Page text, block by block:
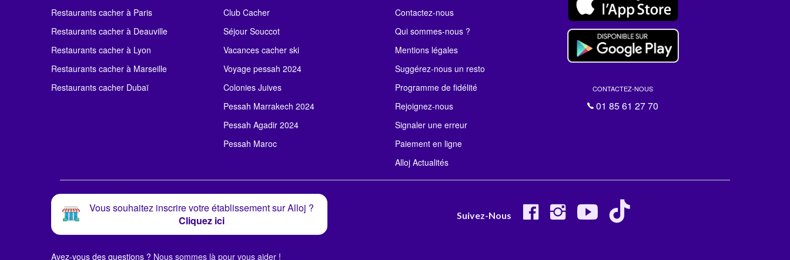
Restaurants cacher à Paris
Restaurants cacher à Deauville
Restaurants cacher à Lyon
Restaurants cacher à Marseille
Restaurants cacher Dubaï
Club Cacher
Séjour Souccot
Vacances cacher ski
Voyage pessah 2024
Colonies Juives
Pessah Marrakech 2024
Pessah Agadir 2024
Pessah Maroc
Contactez-nous
Qui sommes-nous ?
Mentions légales
Suggérez-nous un resto
Programme de fidélité
Rejoignez-nous
Signaler une erreur
Paiement en ligne
Alloj Actualités
CONTACTEZ-NOUS
01 85 61 27 70
Vous souhaitez inscrire votre établissement sur Alloj ?
Cliquez ici
Suivez-Nous
Avez-vous des questions ? Nous sommes là pour vous aider !